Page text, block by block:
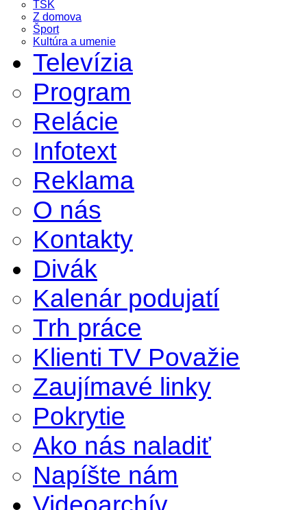
TSK
Z domova
Šport
Kultúra a umenie
Televízia
Program
Relácie
Infotext
Reklama
O nás
Kontakty
Divák
Kalenár podujatí
Trh práce
Klienti TV Považie
Zaujímavé linky
Pokrytie
Ako nás naladiť
Napíšte nám